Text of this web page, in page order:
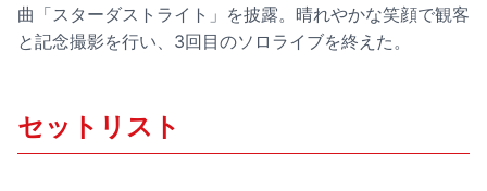
曲「スターダストライト」を披露。晴れやかな笑顔で観客
と記念撮影を行い、3回目のソロライブを終えた。
セットリスト